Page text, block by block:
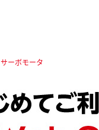
サーボモータ